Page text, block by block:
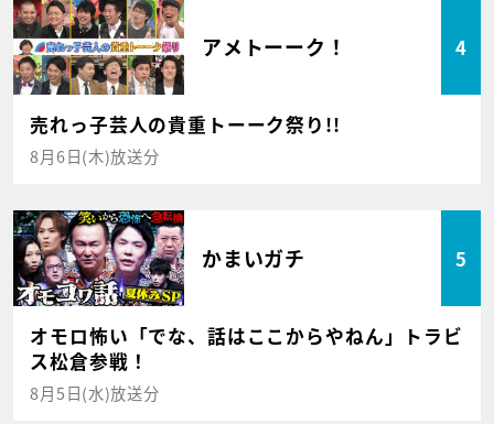
アメトーーク！ 4
売れっ子芸人の貴重トーーク祭り!!
8月6日(木)放送分
かまいガチ 5
オモロ怖い「でな、話はここからやねん」トラビ
ス松倉参戦！
8月5日(水)放送分